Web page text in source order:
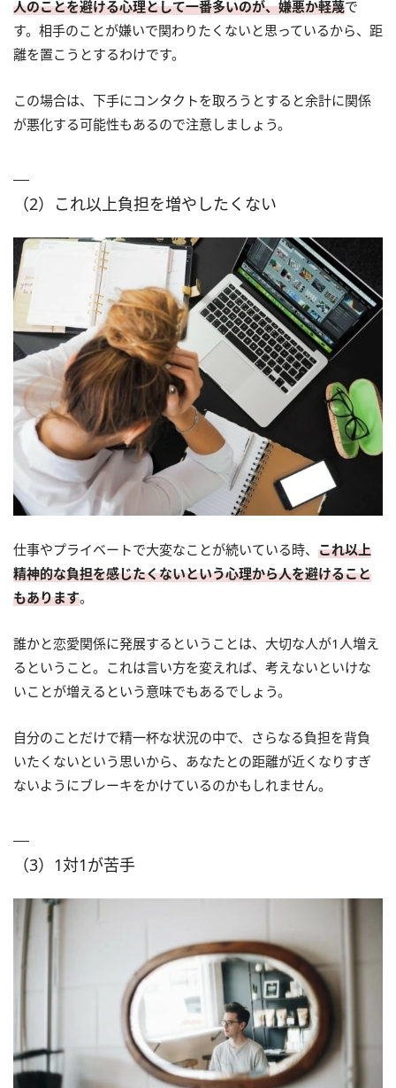
人のことを避ける心理として一番多いのが、嫌悪か軽蔑で
す。相手のことが嫌いで関わりたくないと思っているから、距
離を置こうとするわけです。
この場合は、下手にコンタクトを取ろうとすると余計に関係
が悪化する可能性もあるので注意しましょう。
（2）これ以上負担を増やしたくない
仕事やプライベートで大変なことが続いている時、 これ以上
精神的な負担を感じたくないという心理から人を避けること
もあります。
誰かと恋愛関係に発展するということは、大切な人が1人増え
るということ。これは言い方を変えれば、考えないといけな
いことが増えるという意味でもあるでしょう。
自分のことだけで精一杯な状況の中で、さらなる負担を背負
いたくないという思いから、あなたとの距離が近くなりすぎ
ないようにブレーキをかけているのかもしれません。
（3）1対1が苦手